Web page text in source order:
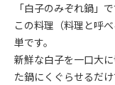
「白子のみぞれ鍋」で
この料理（料理と呼
単です。
新鮮な白子を一口大
た鍋にくぐらせるだけ